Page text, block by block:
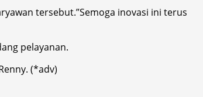
tersebut.”Semoga inovasi ini terus
pelayanan.
(*adv)